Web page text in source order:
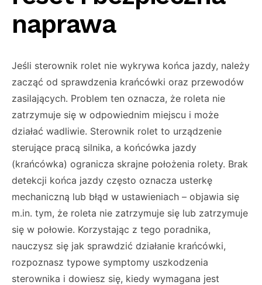
naprawa
Jeśli sterownik rolet nie wykrywa końca jazdy, należy
zacząć od sprawdzenia krańcówki oraz przewodów
zasilających. Problem ten oznacza, że roleta nie
zatrzymuje się w odpowiednim miejscu i może
działać wadliwie. Sterownik rolet to urządzenie
sterujące pracą silnika, a końcówka jazdy
(krańcówka) ogranicza skrajne położenia rolety. Brak
detekcji końca jazdy często oznacza usterkę
mechaniczną lub błąd w ustawieniach – objawia się
m.in. tym, że roleta nie zatrzymuje się lub zatrzymuje
się w połowie. Korzystając z tego poradnika,
nauczysz się jak sprawdzić działanie krańcówki,
rozpoznasz typowe symptomy uszkodzenia
sterownika i dowiesz się, kiedy wymagana jest